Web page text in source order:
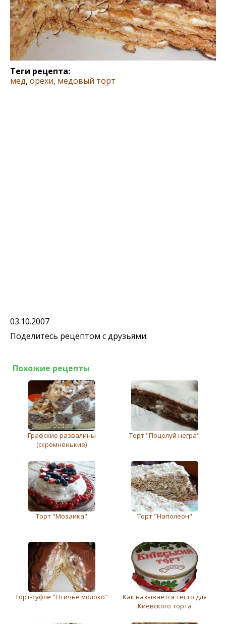
Теги рецепта:
мед, орехи, медовый торт
03.10.2007
Поделитесь рецептом с друзьями:
Похожие рецепты
Графские развалины
(скромненькие)
Торт "Поцелуй негра"
Торт "Мозаика" Торт "Наполеон"
Торт-суфле "Птичье молоко"
Как называется тесто для
Киевского торта